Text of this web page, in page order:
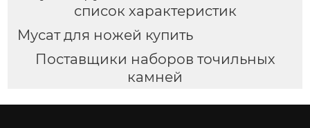
список характеристик
Мусат для ножей купить
Поставщики наборов точильных
камней